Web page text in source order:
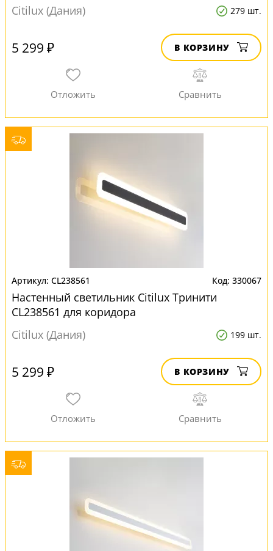
Citilux (Дания)
279 шт.
5 299 ₽ В КОРЗИНУ
CL238561 330067
Настенный светильник Citilux Тринити
CL238561 для коридора
Citilux (Дания)
199 шт.
5 299 ₽ В КОРЗИНУ